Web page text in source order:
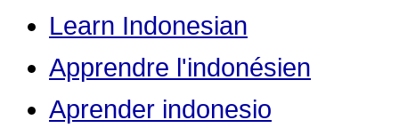
Learn Indonesian
Apprendre l'indonésien
Aprender indonesio